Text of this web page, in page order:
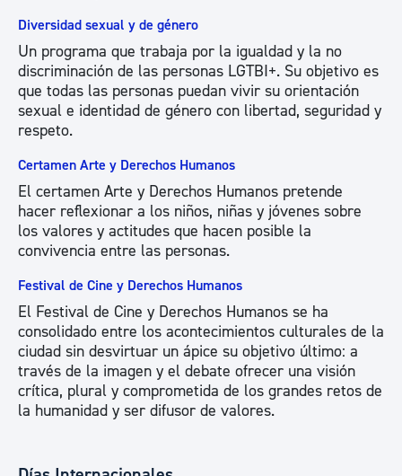
Diversidad sexual y de género
Un programa que trabaja por la igualdad y la no
discriminación de las personas LGTBI+. Su objetivo es
que todas las personas puedan vivir su orientación
sexual e identidad de género con libertad, seguridad y
respeto.
Certamen Arte y Derechos Humanos
El certamen Arte y Derechos Humanos pretende
hacer reflexionar a los niños, niñas y jóvenes sobre
los valores y actitudes que hacen posible la
convivencia entre las personas.
Festival de Cine y Derechos Humanos
El Festival de Cine y Derechos Humanos se ha
consolidado entre los acontecimientos culturales de la
ciudad sin desvirtuar un ápice su objetivo último: a
través de la imagen y el debate ofrecer una visión
crítica, plural y comprometida de los grandes retos de
la humanidad y ser difusor de valores.